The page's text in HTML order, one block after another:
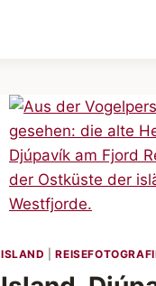
ISLAND |